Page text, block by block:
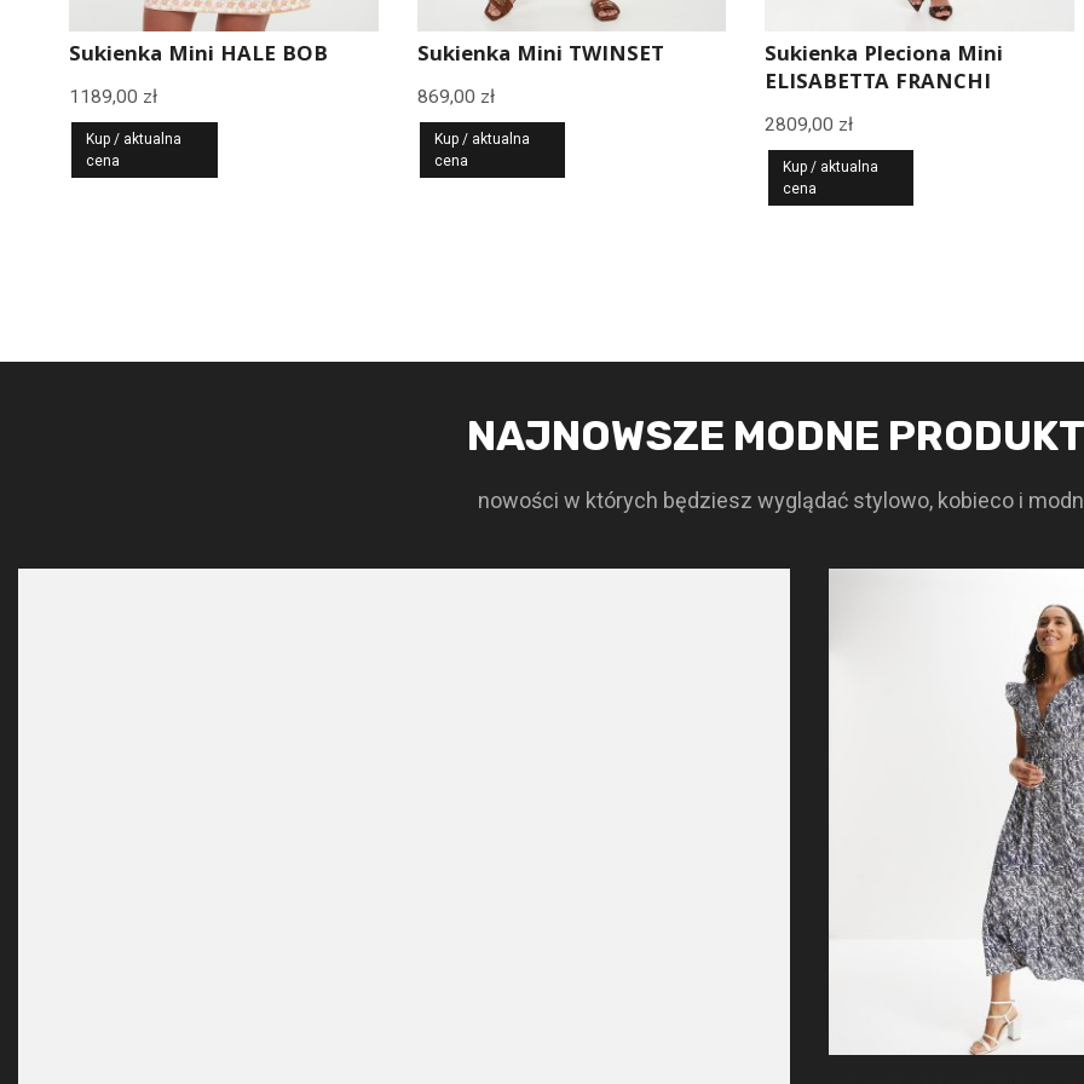
Sukienka Mini HALE BOB
1189,00 zł
Kup / aktualna
cena
Sukienka Mini TWINSET
869,00 zł
Kup / aktualna
cena
Sukienka Pleciona Mini
ELISABETTA FRANCHI
2809,00 zł
Kup / aktualna
cena
NAJNOWSZE MODNE
nowości w których będziesz wyglądać stylowo, kobieco i